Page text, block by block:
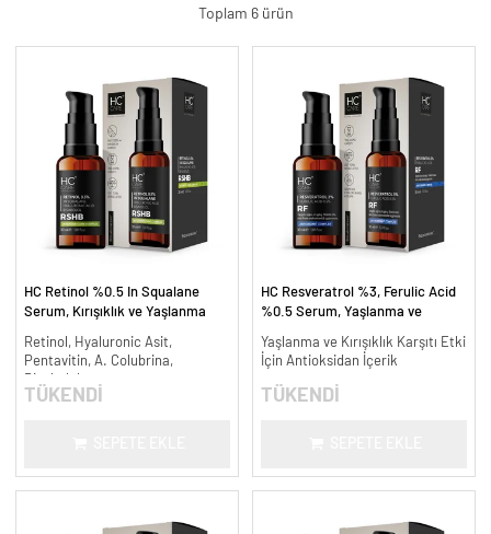
Toplam 6 ürün
HC Retinol %0.5 In Squalane
Serum, Kırışıklık ve Yaşlanma
Retinol, Hyaluronic Asit,
Pentavitin, A. Colubrina,
Bisabolol
TÜKENDİ
HC Resveratrol %3, Ferulic Acid
%0.5 Serum, Yaşlanma ve
Yaşlanma ve Kırışıklık Karşıtı Etki
İçin Antioksidan İçerik
TÜKENDİ